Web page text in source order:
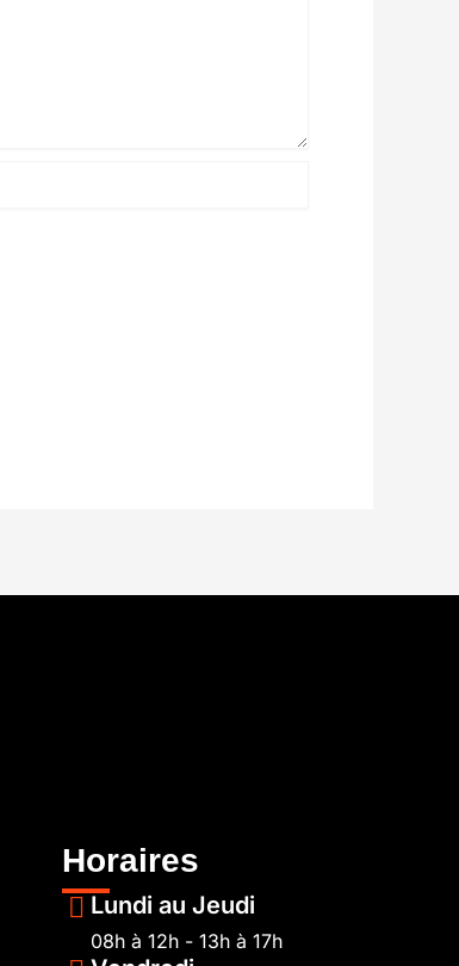
Horaires
Lundi au Jeudi
08h à 12h - 13h à 17h